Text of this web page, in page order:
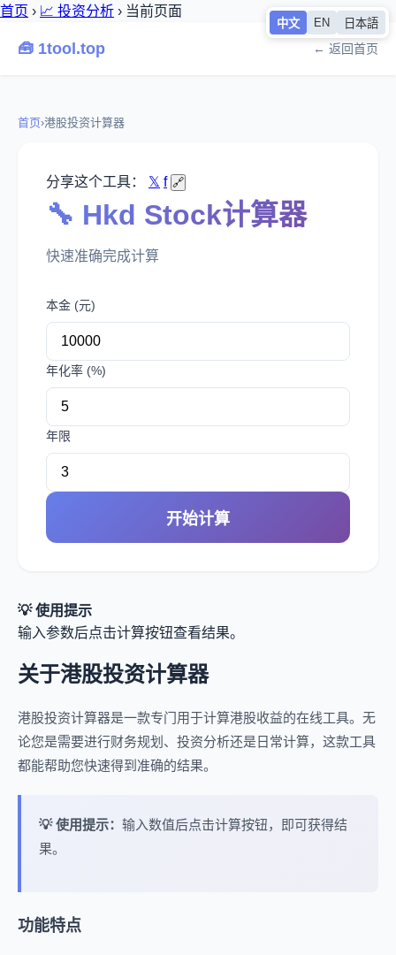
中文 EN 日本語
首页 › 📈 投资分析 › 当前页面
🧰 1tool.top ← 返回首页
首页›港股投资计算器
分享这个工具： 𝕏 f 🔗
🔧 Hkd Stock计算器
快速准确完成计算
本金 (元)
年化率 (%)
年限
开始计算
💡 使用提示
输入参数后点击计算按钮查看结果。
关于港股投资计算器
港股投资计算器是一款专门用于计算港股收益的在线工具。无
论您是需要进行财务规划、投资分析还是日常计算，这款工具
都能帮助您快速得到准确的结果。
💡 使用提示： 输入数值后点击计算按钮，即可获得结
果。
功能特点